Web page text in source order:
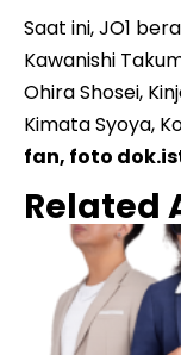
Saat ini, JO1
Kawanishi
Ohira Shosei,
Kimata Syoya,
fan, foto
Related